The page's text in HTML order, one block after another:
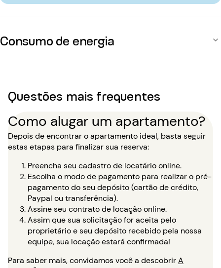
Consumo de energia
Questões mais frequentes
Como alugar um apartamento?
Depois de encontrar o apartamento ideal, basta seguir
estas etapas para finalizar sua reserva:
Preencha seu cadastro de locatário online.
Escolha o modo de pagamento para realizar o pré-
pagamento do seu depósito (cartão de crédito,
Paypal ou transferência).
Assine seu contrato de locação online.
Assim que sua solicitação for aceita pelo
proprietário e seu depósito recebido pela nossa
equipe, sua locação estará confirmada!
Para saber mais, convidamos você a descobrirA